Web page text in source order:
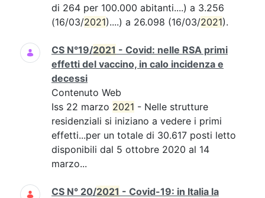
di 264 per 100.000 abitanti....) a 3.256
(16/03/2021)....) a 26.098 (16/03/2021).
CS N°19/2021 - Covid: nelle RSA primi
effetti del vaccino, in calo incidenza e
decessi
Contenuto Web
Iss 22 marzo 2021 - Nelle strutture
residenziali si iniziano a vedere i primi
effetti...per un totale di 30.617 posti letto
disponibili dal 5 ottobre 2020 al 14
marzo...
CS N° 20/2021 - Covid-19: in Italia la